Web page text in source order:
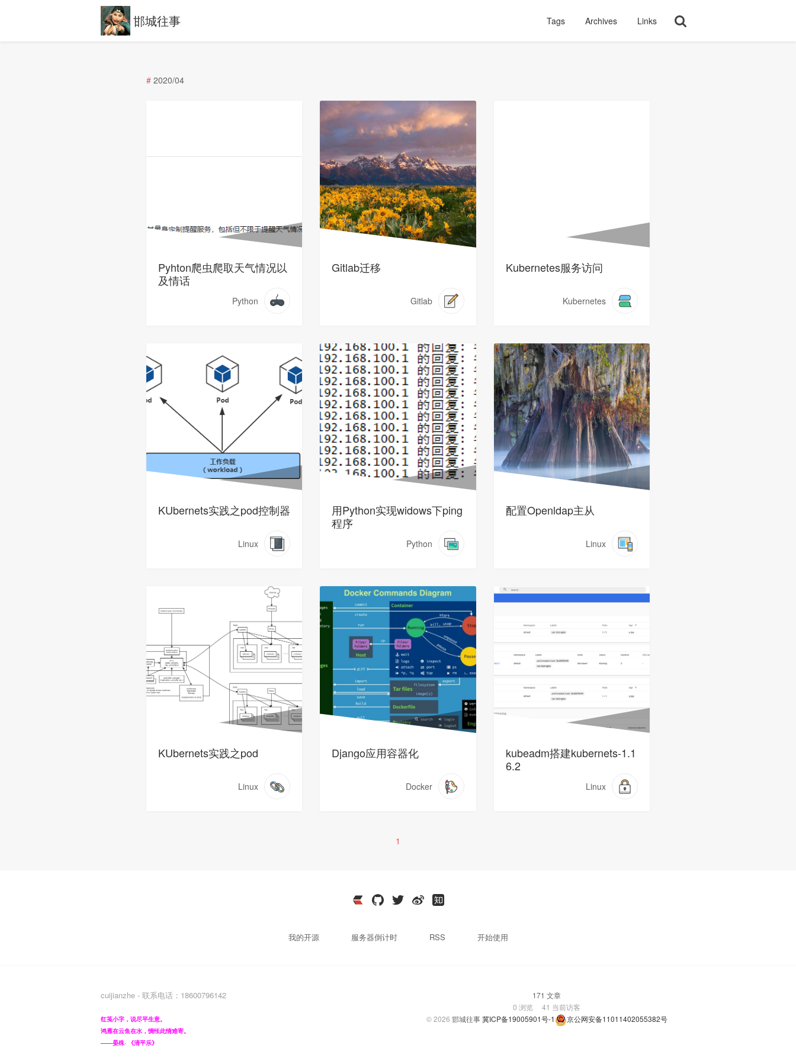
邯城往事 Tags Archives Links
# 2020/04
Pyhton爬虫爬取天气情况以
及情话
Python
Gitlab迁移
Gitlab
Kubernetes服务访问
Kubernetes
KUbernets实践之pod控制器
Linux
用Python实现widows下ping
程序
Python
配置Openldap主从
Linux
KUbernets实践之pod
Linux
Django应用容器化
Docker
kubeadm搭建kubernets-1.1
6.2
Linux
1
我的开源 服务器倒计时 RSS 开始使用
cuijianzhe - 联系电话：18600796142
红笺小字，说尽平生意。
鸿雁在云鱼在水，惆怅此情难寄。
——晏殊· 《清平乐》
171 文章
0 浏览 41 当前访客
© 2026 邯城往事 冀ICP备19005901号-1 京公网安备11011402055382号